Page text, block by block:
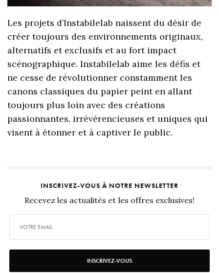
Les projets d’Instabilelab naissent du désir de
créer toujours des environnements originaux,
alternatifs et exclusifs et au fort impact
scénographique. Instabilelab aime les défis et
ne cesse de révolutionner constamment les
canons classiques du papier peint en allant
toujours plus loin avec des créations
passionnantes, irrévérencieuses et uniques qui
visent à étonner et à captiver le public.
INSCRIVEZ-VOUS À NOTRE NEWSLETTER
Recevez les actualités et les offres exclusives!
INSCRIVEZ-VOUS